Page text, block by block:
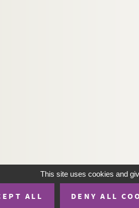
This site uses cookies and
ALL DENY ALL